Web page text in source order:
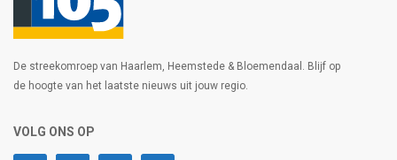
De streekomroep van Haarlem, Heemstede & Bloemendaal. Blijf op
de hoogte van het laatste nieuws uit jouw regio.
VOLG ONS OP